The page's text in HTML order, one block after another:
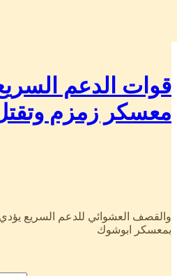
قوات الدعم
معسكر زمزم
والقصف العشوائي للدعم السريع
بمعسكر ابوشوك